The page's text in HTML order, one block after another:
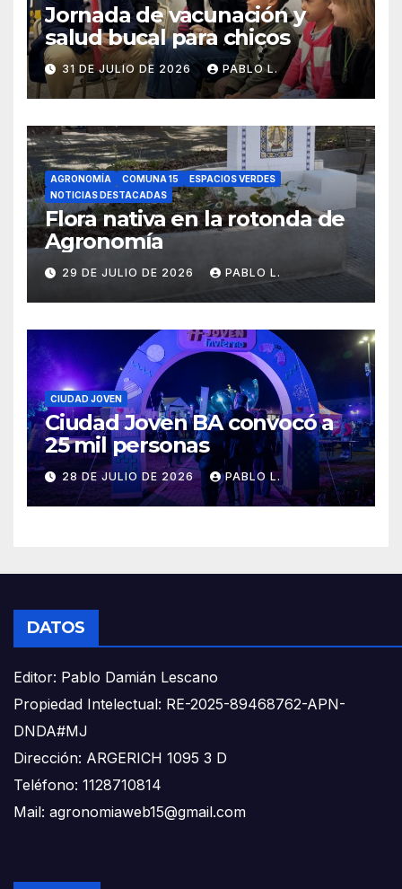
Jornada de vacunación y
salud bucal para chicos
31 DE JULIO DE 2026 PABLO L.
AGRONOMÍA COMUNA 15
ESPACIOS VERDES
NOTICIAS DESTACADAS
Flora nativa en la rotonda de
Agronomía
29 DE JULIO DE 2026 PABLO L.
CIUDAD JOVEN
Ciudad Joven BA convocó a
25 mil personas
28 DE JULIO DE 2026 PABLO L.
DATOS
Editor: Pablo Damián Lescano
Propiedad Intelectual: RE-2025-89468762-APN-
DNDA#MJ
Dirección: ARGERICH 1095 3 D
Teléfono: 1128710814
Mail: agronomiaweb15@gmail.com